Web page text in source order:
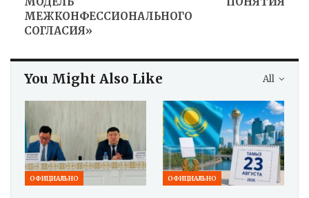
МЕЖКОНФЕССИОНАЛЬНОГО
СОГЛАСИЯ»
All
You Might Also Like
ОФИЦИАЛЬНО ОФИЦИАЛЬНО